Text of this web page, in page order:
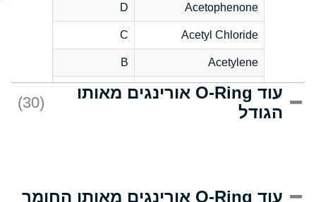
Acetophenone
D
Acetyl Chloride
C
Acetylene
B
Acrlylonitrile
D
Adipic Acid
עוד O-Ring אורינגים מאותו
הגודל
(30)
עוד O-Ring אורינגים מאותו החומר